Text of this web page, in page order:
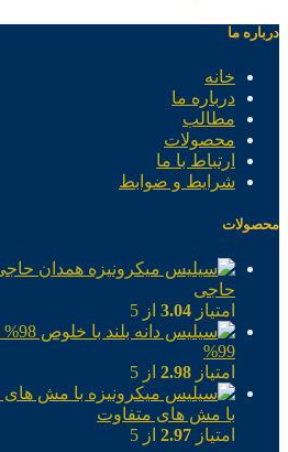
درباره ما
خانه
درباره ما
مطالب
محصولات
ارتباط با ما
شرایط و ضوابط
محصولات
حاجی
امتیاز 3.04 از 5
99%
امتیاز 2.98 از 5
با مش های متفاوت
امتیاز 2.97 از 5